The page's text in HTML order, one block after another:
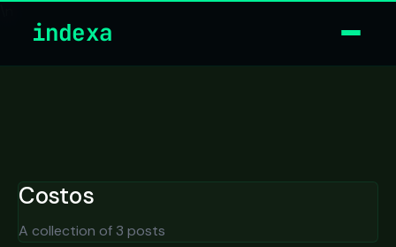
indexa
Costos
A collection of 3 posts